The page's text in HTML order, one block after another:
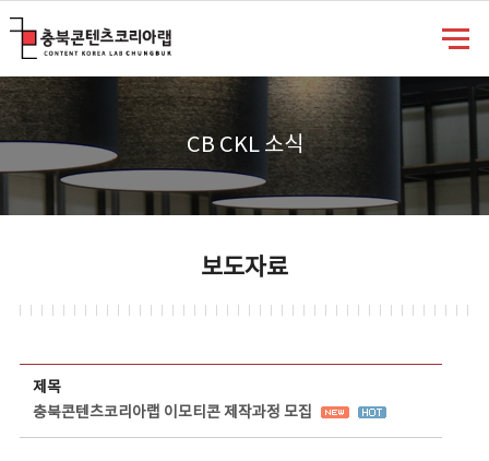
CB CKL 소식
보도자료
제목
충북콘텐츠코리아랩 이모티콘 제작과정 모집